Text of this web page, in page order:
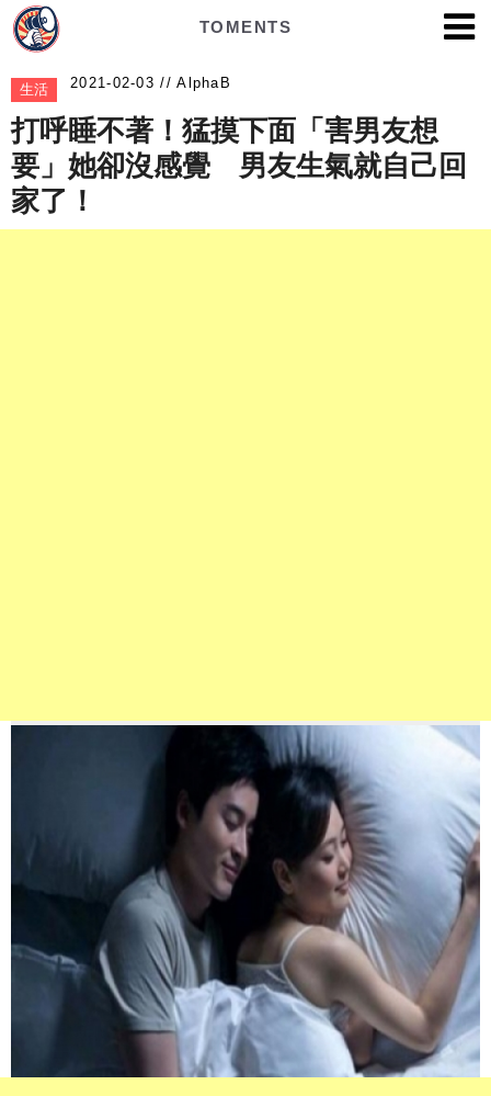
TOMENTS
生活 AlphaB
打呼睡不著！猛摸下面「害男友想
要」她卻沒感覺 男友生氣就自己回
家了！